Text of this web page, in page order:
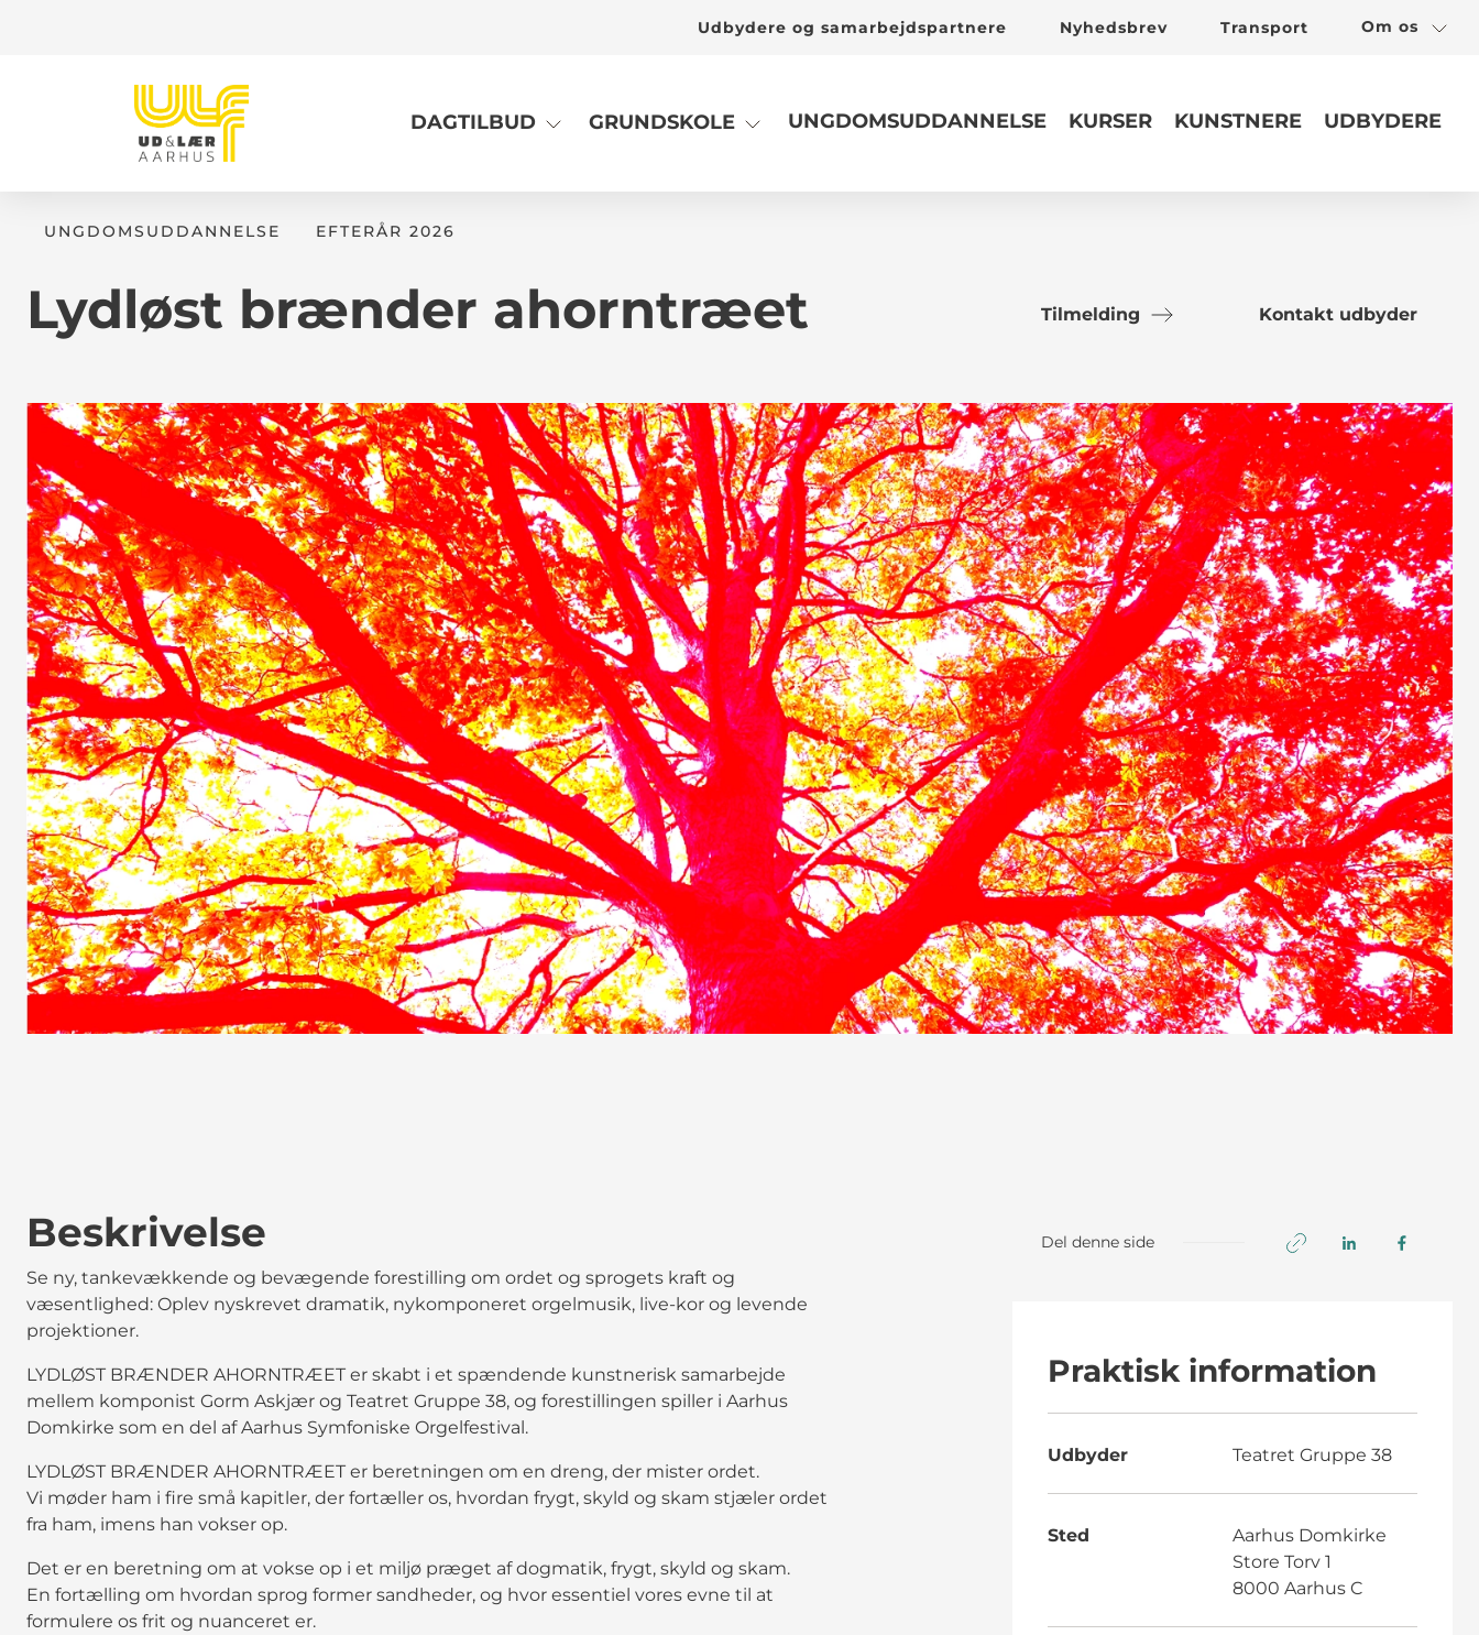
Udbydere og samarbejdspartnere Nyhedsbrev Transport Om os
DAGTILBUD GRUNDSKOLE UNGDOMSUDDANNELSE KURSER KUNSTNERE UDBYDERE
UNGDOMSUDDANNELSE EFTERÅR 2026
Lydløst brænder ahorntræet Tilmelding Kontakt udbyder
Beskrivelse
Se ny, tankevækkende og bevægende forestilling om ordet og sprogets kraft og
væsentlighed: Oplev nyskrevet dramatik, nykomponeret orgelmusik, live-kor og levende
projektioner.
LYDLØST BRÆNDER AHORNTRÆET er skabt i et spændende kunstnerisk samarbejde
mellem komponist Gorm Askjær og Teatret Gruppe 38, og forestillingen spiller i Aarhus
Domkirke som en del af Aarhus Symfoniske Orgelfestival.
LYDLØST BRÆNDER AHORNTRÆET er beretningen om en dreng, der mister ordet.
Vi møder ham i fire små kapitler, der fortæller os, hvordan frygt, skyld og skam stjæler ordet
fra ham, imens han vokser op.
Det er en beretning om at vokse op i et miljø præget af dogmatik, frygt, skyld og skam.
En fortælling om hvordan sprog former sandheder, og hvor essentiel vores evne til at
formulere os frit og nuanceret er.
Del denne side
Praktisk information
Udbyder Teatret Gruppe 38
Sted
Aarhus Domkirke
Store Torv 1
8000 Aarhus C